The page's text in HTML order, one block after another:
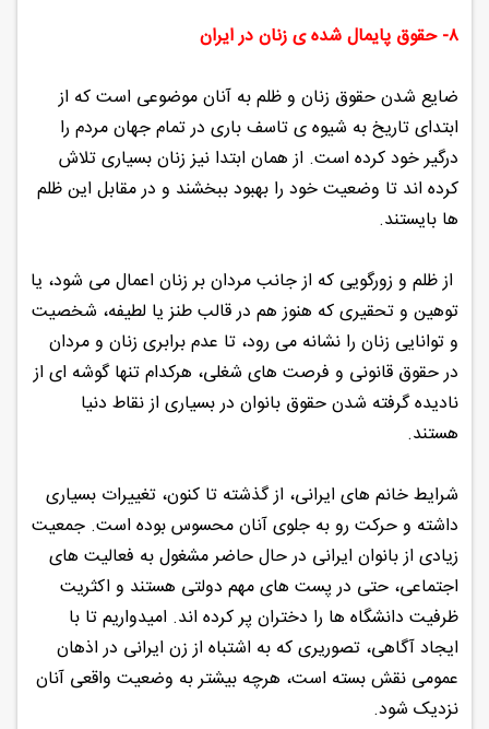
۸- حقوق پایمال شده ی زنان در ایران
ضایع شدن حقوق زنان و ظلم به آنان موضوعی است که از
ابتدای تاریخ به شیوه ی تاسف باری در تمام جهان مردم را
درگیر خود کرده است. از همان ابتدا نیز زنان بسیاری تلاش
کرده اند تا وضعیت خود را بهبود ببخشند و در مقابل این ظلم
ها بایستند.
از ظلم و زورگویی که از جانب مردان بر زنان اعمال می شود، یا
توهین و تحقیری که هنوز هم در قالب طنز یا لطیفه، شخصیت
و توانایی زنان را نشانه می رود، تا عدم برابری زنان و مردان
در حقوق قانونی و فرصت های شغلی، هرکدام تنها گوشه ای از
نادیده گرفته شدن حقوق بانوان در بسیاری از نقاط دنیا
هستند.
شرایط خانم های ایرانی، از گذشته تا کنون، تغییرات بسیاری
داشته و حرکت رو به جلوی آنان محسوس بوده است. جمعیت
زیادی از بانوان ایرانی در حال حاضر مشغول به فعالیت های
اجتماعی، حتی در پست های مهم دولتی هستند و اکثریت
ظرفیت دانشگاه ها را دختران پر کرده اند. امیدواریم تا با
ایجاد آگاهی، تصوریری که به اشتباه از زن ایرانی در اذهان
عمومی نقش بسته است، هرچه بیشتر به وضعیت واقعی آنان
نزدیک شود.